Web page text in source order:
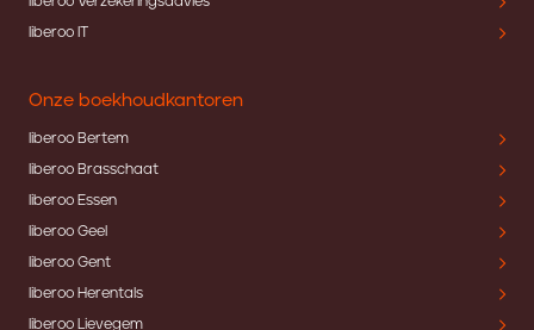
liberoo IT
Onze boekhoudkantoren
liberoo Bertem
liberoo Brasschaat
liberoo Essen
liberoo Geel
liberoo Gent
liberoo Herentals
liberoo Lievegem